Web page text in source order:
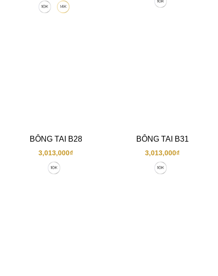
BÔNG TAI B28
3,013,000₫
BÔNG TAI B31
3,013,000₫